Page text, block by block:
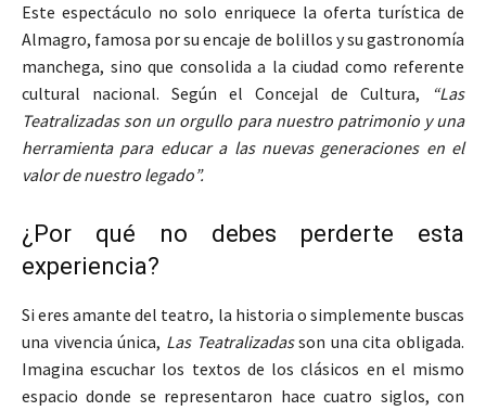
Este espectáculo no solo enriquece la oferta turística de
Almagro, famosa por su encaje de bolillos y su gastronomía
manchega, sino que consolida a la ciudad como referente
cultural nacional. Según el Concejal de Cultura,
“Las
Teatralizadas son un orgullo para nuestro patrimonio y una
herramienta para educar a las nuevas generaciones en el
valor de nuestro legado”.
¿Por qué no debes perderte esta
experiencia?
Si eres amante del teatro, la historia o simplemente buscas
una vivencia única, Las Teatralizadasson una cita obligada.
Imagina escuchar los textos de los clásicos en el mismo
espacio donde se representaron hace cuatro siglos, con